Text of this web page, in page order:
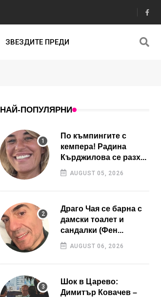
ЗВЕЗДИТЕ ПРЕДИ
НАЙ-ПОПУЛЯРНИ
По къмпингите с
кемпера! Радина
Кърджилова се разх...
AUGUST 05, 2026
Драго Чая се барна с
дамски тоалет и
сандалки (Фен...
AUGUST 06, 2026
Шок в Царево:
Димитър Ковачев –